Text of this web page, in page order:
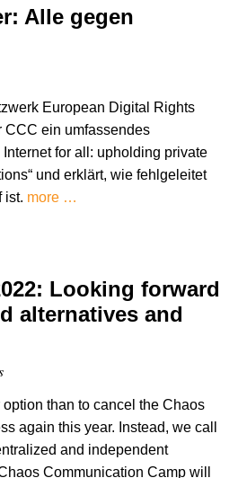
Alle gegen
European Digital Rights
CCC ein umfassendes
Internet for all: upholding private
und erklärt, wie fehlgeleitet
ist. more …
Looking forward
alternatives and
than to cancel the Chaos
again this year. Instead, we call
and independent
Communication Camp will